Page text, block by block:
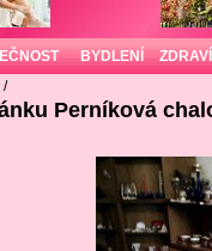
BYDLENÍ ZDRAVÍ
/
Perníková